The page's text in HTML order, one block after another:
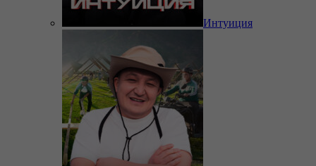
Интуиция